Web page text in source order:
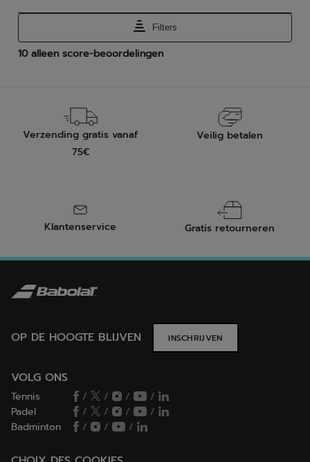
Verzending gratis vanaf
75€
Veilig betalen
Klantenservice Gratis retourneren
OP DE HOOGTE BLIJVEN INSCHRIJVEN
VOLG ONS
Tennis / / /
/
Padel
/ / /
/
Badminton
/ / /